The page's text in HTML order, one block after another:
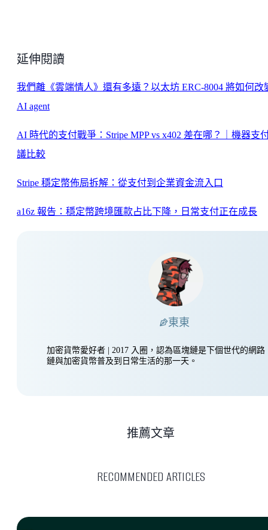
延伸閱讀
我們離《雲端情人》還有多遠？以太坊 ERC-8004 將如何改
AI agent
AI 時代的支付戰爭：Stripe MPP vs x402 差在哪？｜機器支
議比較
Stripe 穩定幣佈局拆解：從支付到企業資金流入口
a16z 報告：穩定幣跨境匯款占比下降，日常支付正在成長
東東
加密貨幣愛好者 | 2017 入圈，認為區塊鏈是下個世代的網路
鏈與加密貨幣普及到日常生活的那一天。
RECOMMENDED ARTICLES
推薦文章